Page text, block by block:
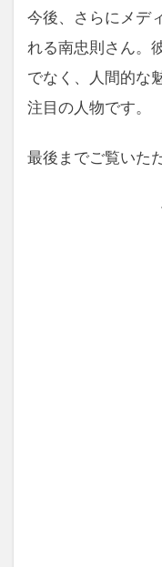
今後、さらにメデ
れる南忠則さん。
でなく、人間的な
注目の人物です。
最後までご覧いた